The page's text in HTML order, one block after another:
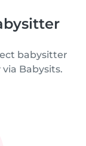
babysitter
Babysits.